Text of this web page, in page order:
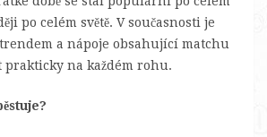
po celém světě. V současnosti je
a nápoje obsahující matchu
prakticky na každém rohu.